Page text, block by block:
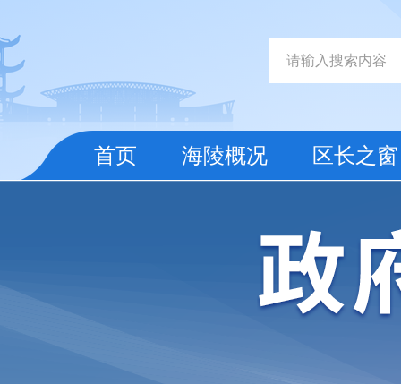
首页 海陵概况 区长之窗